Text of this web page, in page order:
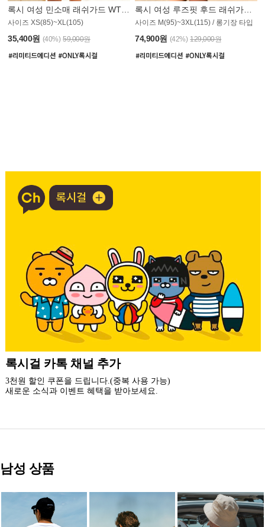
사이즈 XS(85)~XL(105)
35,400원 (40%) 59,000원
사이즈 M(95)~3XL(115) / 롱기장 타입
74,900원 (42%) 129,000원
더 가까운 쇼핑, 록시걸 모바일 앱
빠른쇼핑! 간편결제! 모바일에 딱 맞춘 쇼핑 앱
지금 설치하고 추가 할인 받아 가세요.
남성 상품